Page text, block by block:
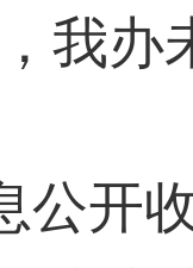
我办
公开